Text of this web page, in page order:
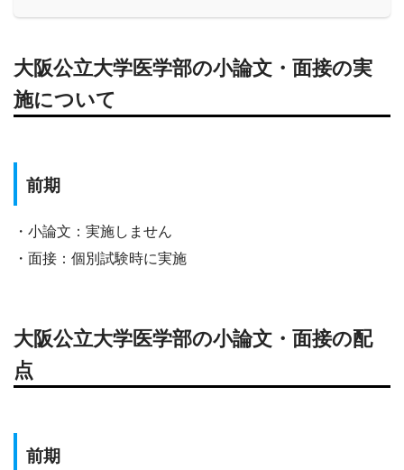
大阪公立大学医学部の小論文・面接の実
施について
前期
・小論文：実施しません
・面接：個別試験時に実施
大阪公立大学医学部の小論文・面接の配
点
前期